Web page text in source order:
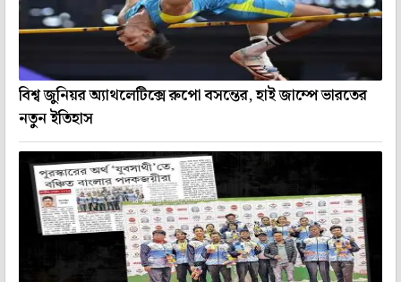
বিশ্ব জুনিয়র অ্যাথলেটিক্সে রুপো বসন্তের, হাই জাম্পে ভারতের
নতুন ইতিহাস